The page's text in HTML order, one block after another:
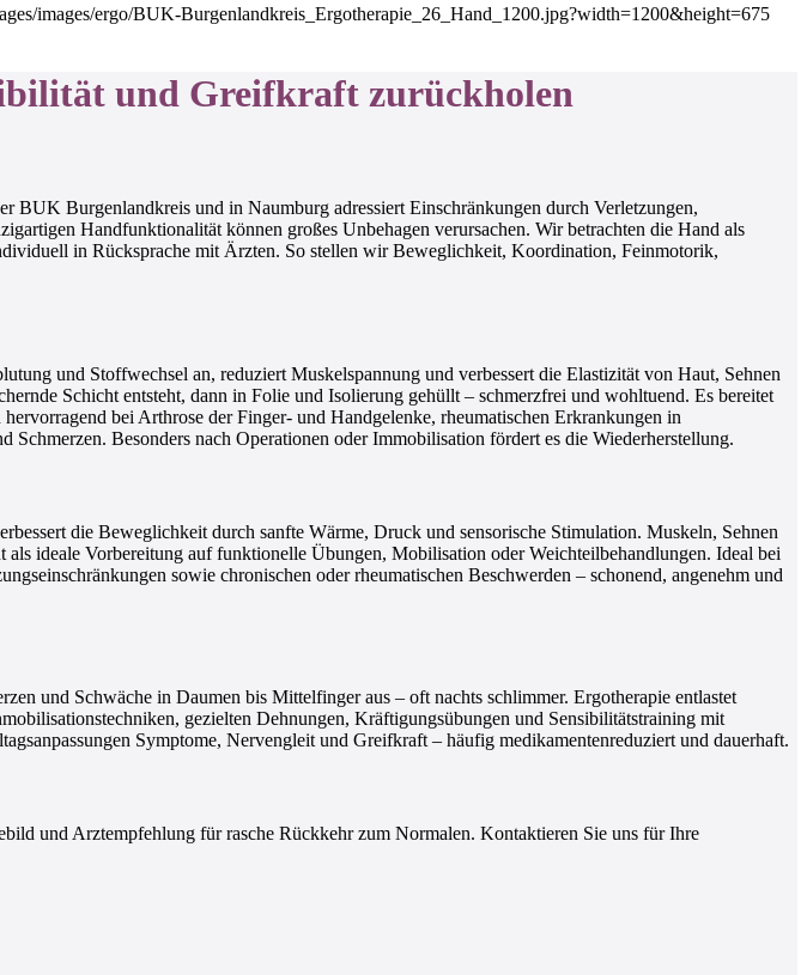
und Greifkraft zurückholen
BUK Burgenlandkreis und in Naumburg adressiert Einschränkungen durch Verletzungen,
Handfunktionalität können großes Unbehagen verursachen. Wir betrachten die Hand als
in Rücksprache mit Ärzten. So stellen wir Beweglichkeit, Koordination, Feinmotorik,
und Stoffwechsel an, reduziert Muskelspannung und verbessert die Elastizität von Haut, Sehnen
Schicht entsteht, dann in Folie und Isolierung gehüllt – schmerzfrei und wohltuend. Es bereitet
bei Arthrose der Finger- und Handgelenke, rheumatischen Erkrankungen in
Besonders nach Operationen oder Immobilisation fördert es die Wiederherstellung.
die Beweglichkeit durch sanfte Wärme, Druck und sensorische Stimulation. Muskeln, Sehnen
ideale Vorbereitung auf funktionelle Übungen, Mobilisation oder Weichteilbehandlungen. Ideal bei
sowie chronischen oder rheumatischen Beschwerden – schonend, angenehm und
und Schwäche in Daumen bis Mittelfinger aus – oft nachts schlimmer. Ergotherapie entlastet
gezielten Dehnungen, Kräftigungsübungen und Sensibilitätstraining mit
Symptome, Nervengleit und Greifkraft – häufig medikamentenreduziert und dauerhaft.
und Arztempfehlung für rasche Rückkehr zum Normalen. Kontaktieren Sie uns für Ihre